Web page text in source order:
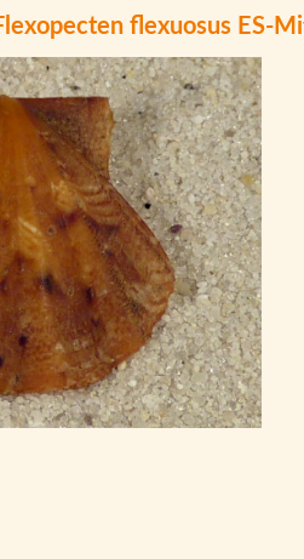
flexuosus ES-